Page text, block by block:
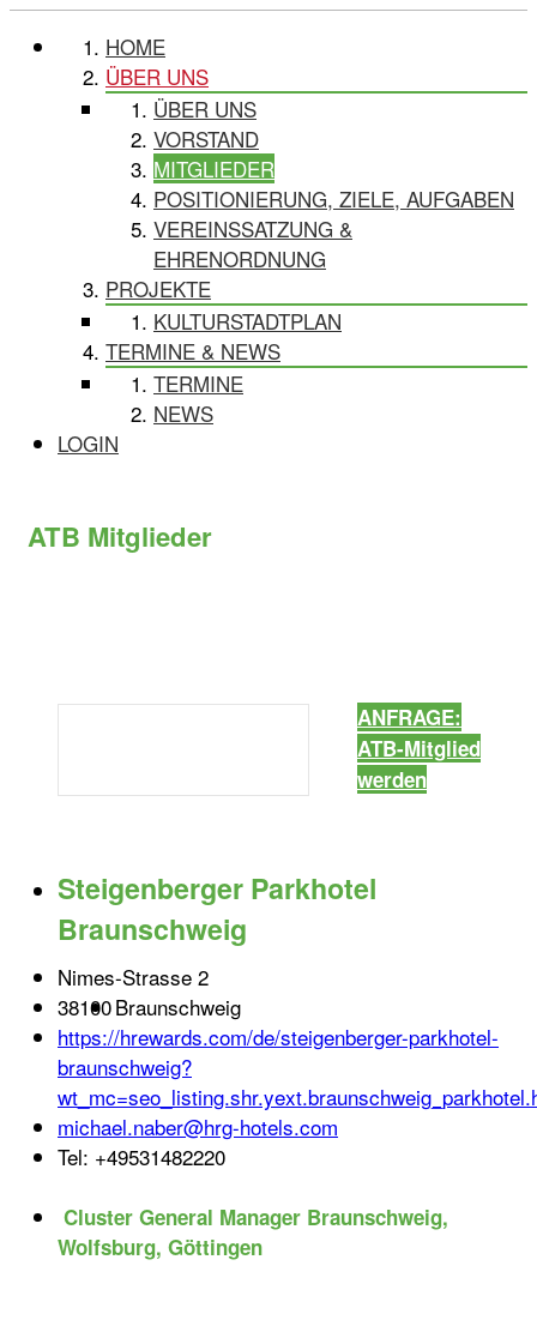
HOME
ÜBER UNS
ÜBER UNS
VORSTAND
MITGLIEDER
POSITIONIERUNG, ZIELE, AUFGABEN
VEREINSSATZUNG &
EHRENORDNUNG
PROJEKTE
KULTURSTADTPLAN
TERMINE & NEWS
TERMINE
NEWS
LOGIN
ATB Mitglieder
Steigenberger Parkhotel
Braunschweig
Nimes-Strasse 2
38100Braunschweig
https://hrewards.com/de/steigenberger-parkhotel-
braunschweig?
michael.naber@hrg-hotels.com
Tel: +49531482220
Cluster General Manager Braunschweig,
Wolfsburg, Göttingen
ANFRAGE:
ATB-Mitglied
werden